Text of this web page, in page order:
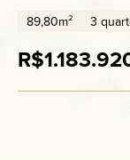
89,80m² 3